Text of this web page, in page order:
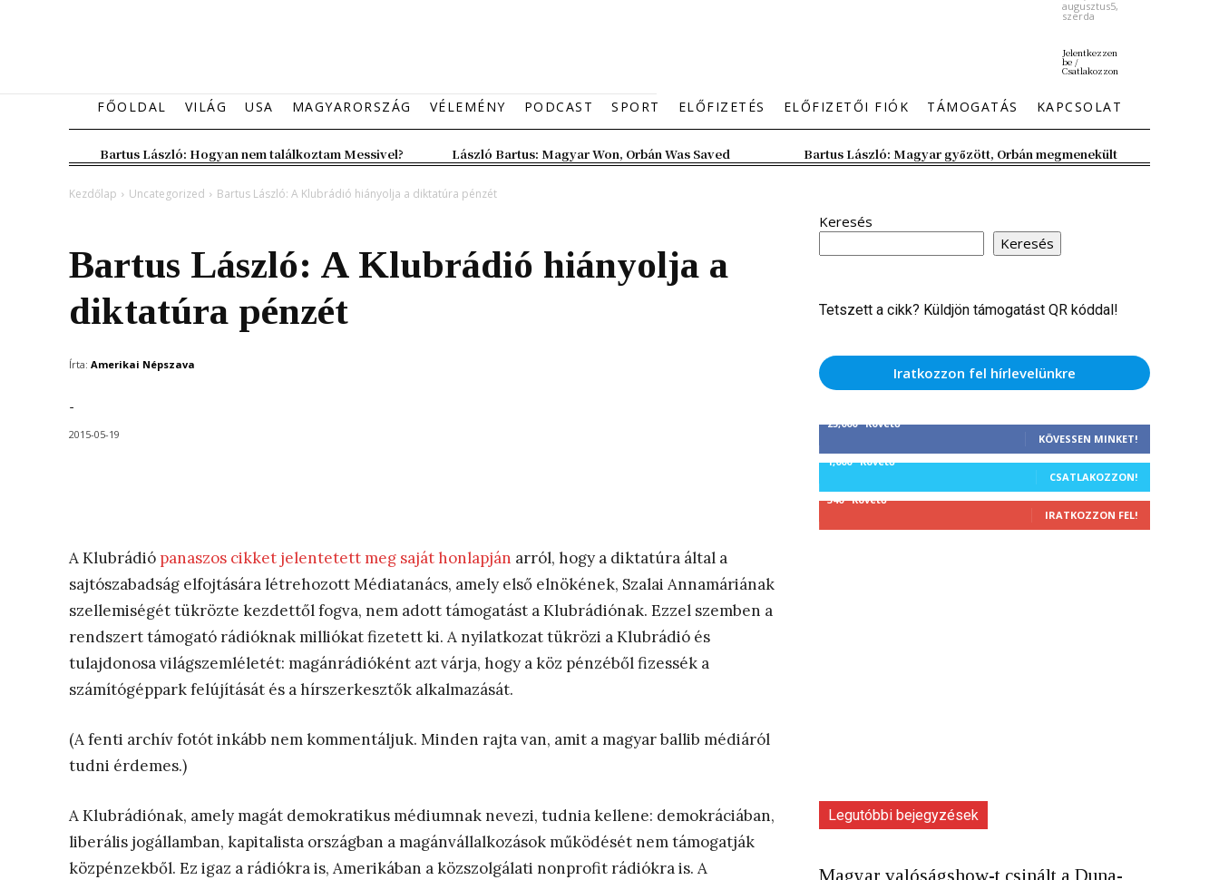
augusztus5,
szerda
Jelentkezzen
be /
Csatlakozzon
FŐOLDAL VILÁG USA MAGYARORSZÁG VÉLEMÉNY PODCAST SPORT ELŐFIZETÉS ELŐFIZETŐI FIÓK TÁMOGATÁS KAPCSOLAT
Bartus László: Hogyan nem találkoztam Messivel? László Bartus: Magyar Won, Orbán Was Saved Bartus László: Magyar győzött, Orbán megmenekült
Kezdőlap Uncategorized Bartus László: A Klubrádió hiányolja a diktatúra pénzét
Bartus László: A Klubrádió hiányolja a
diktatúra pénzét
Írta: Amerikai Népszava
-
2015-05-19
A Klubrádió panaszos cikket jelentetett meg saját honlapján arról, hogy a diktatúra által a
sajtószabadság elfojtására létrehozott Médiatanács, amely első elnökének, Szalai Annamáriának
szellemiségét tükrözte kezdettől fogva, nem adott támogatást a Klubrádiónak. Ezzel szemben a
rendszert támogató rádióknak milliókat fizetett ki. A nyilatkozat tükrözi a Klubrádió és
tulajdonosa világszemléletét: magánrádióként azt várja, hogy a köz pénzéből fizessék a
számítógéppark felújítását és a hírszerkesztők alkalmazását.
(A fenti archív fotót inkább nem kommentáljuk. Minden rajta van, amit a magyar ballib médiáról
tudni érdemes.)
A Klubrádiónak, amely magát demokratikus médiumnak nevezi, tudnia kellene: demokráciában,
liberális jogállamban, kapitalista országban a magánvállalkozások működését nem támogatják
közpénzekből. Ez igaz a rádiókra is, Amerikában a közszolgálati nonprofit rádiókra is. A
Keresés
Keresés
Tetszett a cikk? Küldjön támogatást QR kóddal!
Iratkozzon fel hírlevelünkre
25,000 Követő
KÖVESSEN MINKET!
1,000 Követő
CSATLAKOZZON!
340 Követő
IRATKOZZON FEL!
Legutóbbi bejegyzések
Magyar valóságshow-t csinált a Duna-